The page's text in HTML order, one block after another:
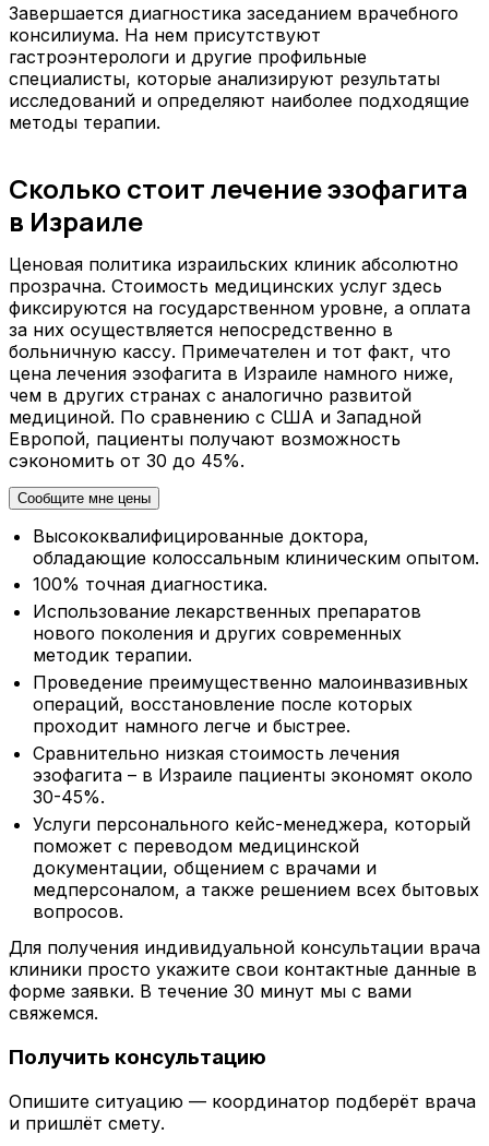
Завершается диагностика заседанием врачебного
консилиума. На нем присутствуют
гастроэнтерологи и другие профильные
специалисты, которые анализируют результаты
исследований и определяют наиболее подходящие
методы терапии.
Сколько стоит лечение эзофагита
в Израиле
Ценовая политика израильских клиник абсолютно
прозрачна. Стоимость медицинских услуг здесь
фиксируются на государственном уровне, а оплата
за них осуществляется непосредственно в
больничную кассу. Примечателен и тот факт, что
цена лечения эзофагита в Израиле намного ниже,
чем в других странах с аналогично развитой
медициной. По сравнению с США и Западной
Европой, пациенты получают возможность
сэкономить от 30 до 45%.
Сообщите мне цены
Высококвалифицированные доктора,
обладающие колоссальным клиническим опытом.
100% точная диагностика.
Использование лекарственных препаратов
нового поколения и других современных
методик терапии.
Проведение преимущественно малоинвазивных
операций, восстановление после которых
проходит намного легче и быстрее.
Сравнительно низкая стоимость лечения
эзофагита – в Израиле пациенты экономят около
30-45%.
Услуги персонального кейс-менеджера, который
поможет с переводом медицинской
документации, общением с врачами и
медперсоналом, а также решением всех бытовых
вопросов.
Для получения индивидуальной консультации врача
клиники просто укажите свои контактные данные в
форме заявки. В течение 30 минут мы с вами
свяжемся.
Получить консультацию
Опишите ситуацию — координатор подберёт врача
и пришлёт смету.